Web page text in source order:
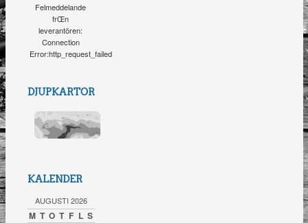
Felmeddelande
frŒn
leverantören:
Connection
Error:http_request_failed
DJUPKARTOR
KALENDER
AUGUSTI 2026
M T O T F L S